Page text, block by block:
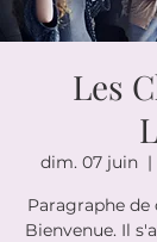
Les
dim. 07 juin
  |
Paragraphe
Bienvenue. Il